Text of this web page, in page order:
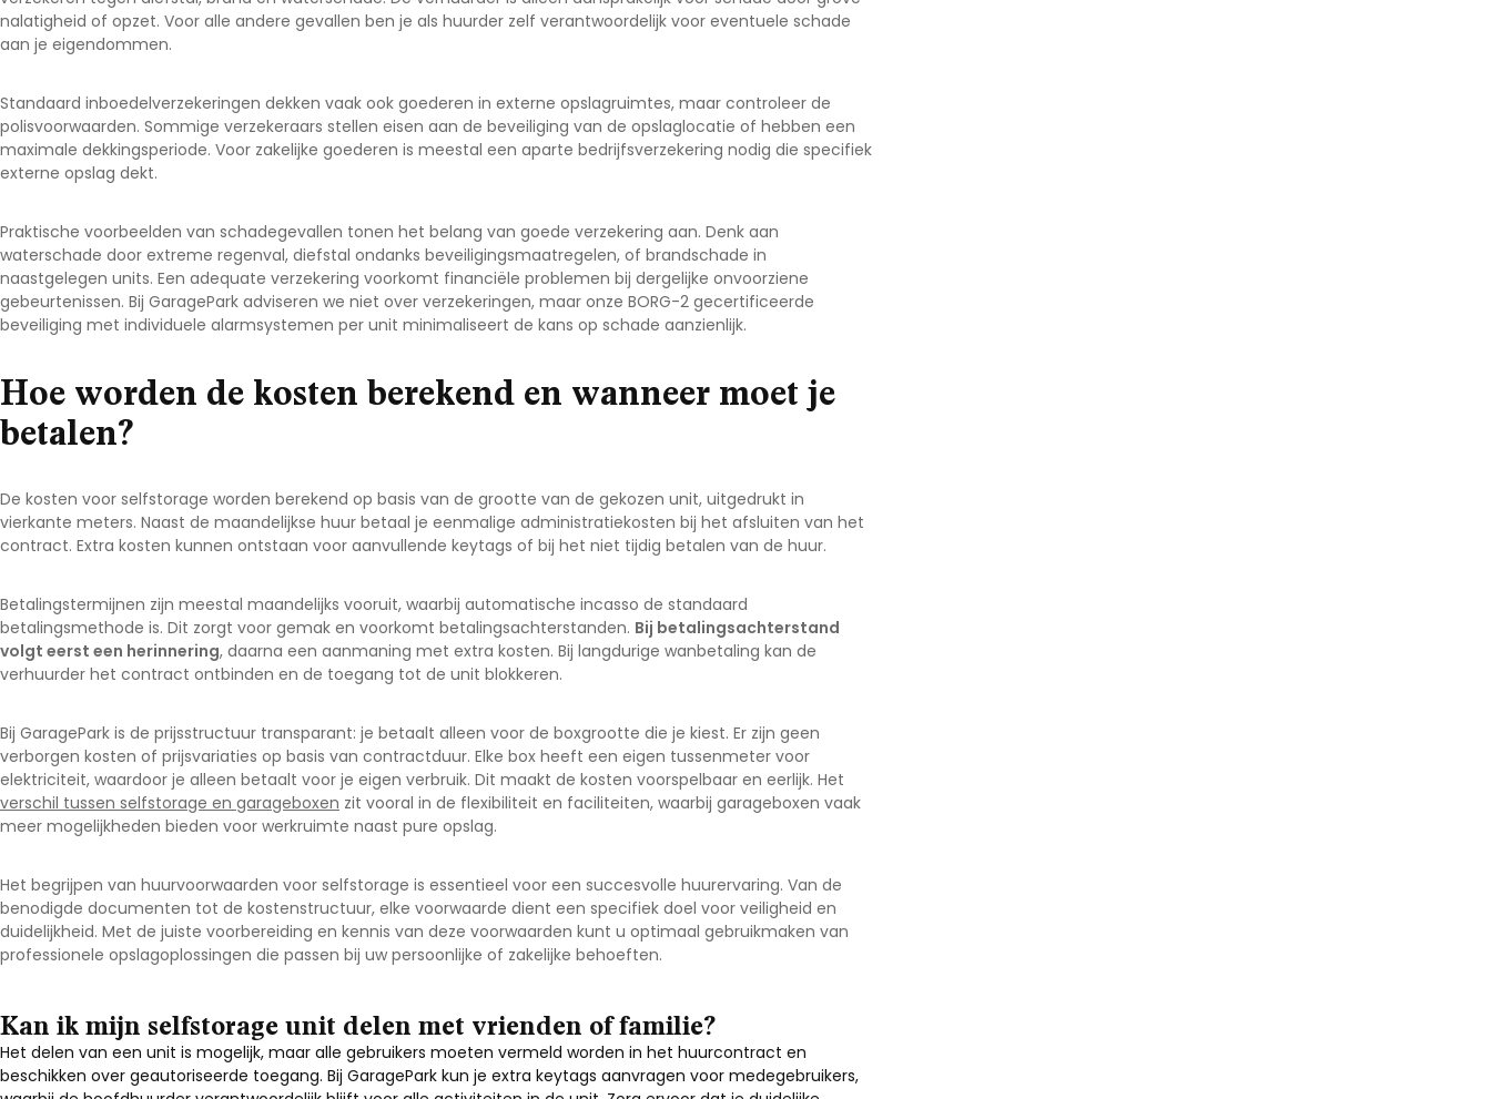
nalatigheid of opzet. Voor alle andere gevallen ben je als huurder zelf verantwoordelijk voor eventuele schade
aan je eigendommen.
Standaard inboedelverzekeringen dekken vaak ook goederen in externe opslagruimtes, maar controleer de
polisvoorwaarden. Sommige verzekeraars stellen eisen aan de beveiliging van de opslaglocatie of hebben een
maximale dekkingsperiode. Voor zakelijke goederen is meestal een aparte bedrijfsverzekering nodig die specifiek
externe opslag dekt.
Praktische voorbeelden van schadegevallen tonen het belang van goede verzekering aan. Denk aan
waterschade door extreme regenval, diefstal ondanks beveiligingsmaatregelen, of brandschade in
naastgelegen units. Een adequate verzekering voorkomt financiële problemen bij dergelijke onvoorziene
gebeurtenissen. Bij GaragePark adviseren we niet over verzekeringen, maar onze BORG-2 gecertificeerde
beveiliging met individuele alarmsystemen per unit minimaliseert de kans op schade aanzienlijk.
Hoe worden de kosten berekend en wanneer moet je
betalen?
De kosten voor selfstorage worden berekend op basis van de grootte van de gekozen unit, uitgedrukt in
vierkante meters. Naast de maandelijkse huur betaal je eenmalige administratiekosten bij het afsluiten van het
contract. Extra kosten kunnen ontstaan voor aanvullende keytags of bij het niet tijdig betalen van de huur.
Betalingstermijnen zijn meestal maandelijks vooruit, waarbij automatische incasso de standaard
betalingsmethode is. Dit zorgt voor gemak en voorkomt betalingsachterstanden. Bij betalingsachterstand
volgt eerst een herinnering, daarna een aanmaning met extra kosten. Bij langdurige wanbetaling kan de
verhuurder het contract ontbinden en de toegang tot de unit blokkeren.
Bij GaragePark is de prijsstructuur transparant: je betaalt alleen voor de boxgrootte die je kiest. Er zijn geen
verborgen kosten of prijsvariaties op basis van contractduur. Elke box heeft een eigen tussenmeter voor
elektriciteit, waardoor je alleen betaalt voor je eigen verbruik. Dit maakt de kosten voorspelbaar en eerlijk. Het
verschil tussen selfstorage en garageboxen zit vooral in de flexibiliteit en faciliteiten, waarbij garageboxen vaak
meer mogelijkheden bieden voor werkruimte naast pure opslag.
Het begrijpen van huurvoorwaarden voor selfstorage is essentieel voor een succesvolle huurervaring. Van de
benodigde documenten tot de kostenstructuur, elke voorwaarde dient een specifiek doel voor veiligheid en
duidelijkheid. Met de juiste voorbereiding en kennis van deze voorwaarden kunt u optimaal gebruikmaken van
professionele opslagoplossingen die passen bij uw persoonlijke of zakelijke behoeften.
Kan ik mijn selfstorage unit delen met vrienden of familie?
Het delen van een unit is mogelijk, maar alle gebruikers moeten vermeld worden in het huurcontract en
beschikken over geautoriseerde toegang. Bij GaragePark kun je extra keytags aanvragen voor medegebruikers,